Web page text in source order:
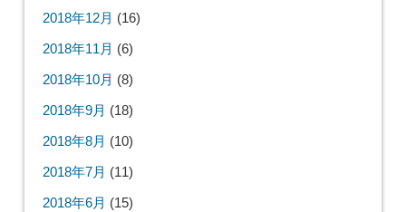
2018年12月 (16)
2018年11月 (6)
2018年10月 (8)
2018年9月 (18)
2018年8月 (10)
2018年7月 (11)
2018年6月 (15)